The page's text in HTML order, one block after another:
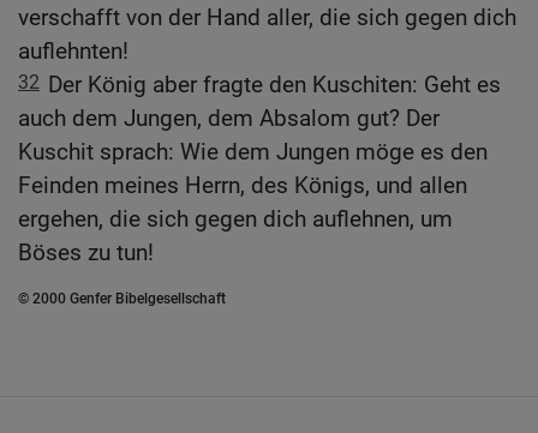
verschafft von der Hand aller, die sich gegen dich
auflehnten!
32 Der König aber fragte den Kuschiten: Geht es
auch dem Jungen, dem Absalom gut? Der
Kuschit sprach: Wie dem Jungen möge es den
Feinden meines Herrn, des Königs, und allen
ergehen, die sich gegen dich auflehnen, um
Böses zu tun!
© 2000 Genfer Bibelgesellschaft